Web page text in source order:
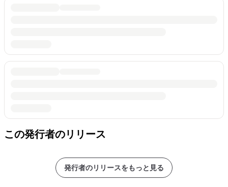
この発行者のリリース
発行者のリリースをもっと見る